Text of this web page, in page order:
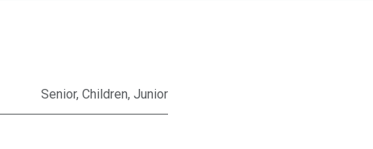
Senior, Children, Junior